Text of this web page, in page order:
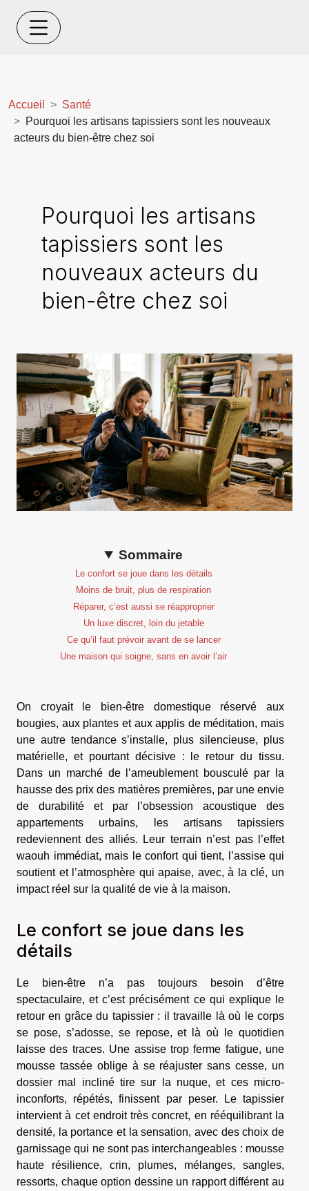
Accueil
Santé
Pourquoi les artisans tapissiers sont les nouveaux
acteurs du bien-être chez soi
Pourquoi les artisans
tapissiers sont les
nouveaux acteurs du
bien-être chez soi
Sommaire
Le confort se joue dans les détails
Moins de bruit, plus de respiration
Réparer, c’est aussi se réapproprier
Un luxe discret, loin du jetable
Ce qu’il faut prévoir avant de se lancer
Une maison qui soigne, sans en avoir l’air
On croyait le bien-être domestique réservé aux
bougies, aux plantes et aux applis de méditation, mais
une autre tendance s’installe, plus silencieuse, plus
matérielle, et pourtant décisive : le retour du tissu.
Dans un marché de l’ameublement bousculé par la
hausse des prix des matières premières, par une envie
de durabilité et par l’obsession acoustique des
appartements urbains, les artisans tapissiers
redeviennent des alliés. Leur terrain n’est pas l’effet
waouh immédiat, mais le confort qui tient, l’assise qui
soutient et l’atmosphère qui apaise, avec, à la clé, un
impact réel sur la qualité de vie à la maison.
Le confort se joue dans les
détails
Le bien-être n’a pas toujours besoin d’être
spectaculaire, et c’est précisément ce qui explique le
retour en grâce du tapissier : il travaille là où le corps
se pose, s’adosse, se repose, et là où le quotidien
laisse des traces. Une assise trop ferme fatigue, une
mousse tassée oblige à se réajuster sans cesse, un
dossier mal incliné tire sur la nuque, et ces micro-
inconforts, répétés, finissent par peser. Le tapissier
intervient à cet endroit très concret, en rééquilibrant la
densité, la portance et la sensation, avec des choix de
garnissage qui ne sont pas interchangeables : mousse
haute résilience, crin, plumes, mélanges, sangles,
ressorts, chaque option dessine un rapport différent au